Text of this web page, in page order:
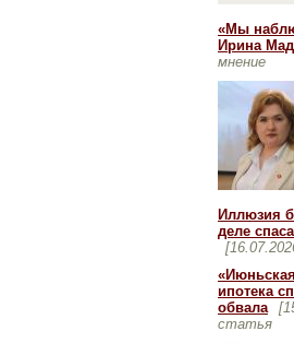
«Мы
Ирина
мнение
Иллюзия
деле
ипотека
обвала
статья